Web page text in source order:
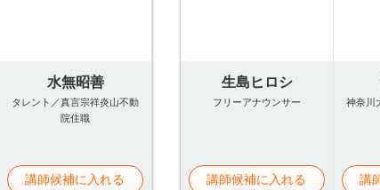
水無昭善
タレント／真言宗祥炎山不動
院住職
講師候補に入れる
生島ヒロシ
フリーアナウンサー
講師候補に入れる
神奈川
講